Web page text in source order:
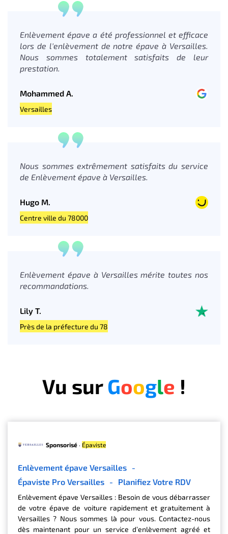
Enlèvement épave a été professionnel et efficace
lors de l'enlèvement de notre épave à Versailles.
Nous sommes totalement satisfaits de leur
prestation.
Mohammed A.
Versailles
Nous sommes extrêmement satisfaits du service
de Enlèvement épave à Versailles.
Hugo M.
Centre ville du 78000
Enlèvement épave à Versailles mérite toutes nos
recommandations.
Lily T.
Près de la préfecture du 78
Vu surGoogle !
Sponsorisé · Épaviste
Enlèvement épave Versailles -
Épaviste Pro Versailles - Planifiez Votre RDV
Enlèvement épave Versailles : Besoin de vous débarrasser
de votre épave de voiture rapidement et gratuitement à
Versailles ? Nous sommes là pour vous. Contactez-nous
dès maintenant pour un service d’enlèvement agréé et